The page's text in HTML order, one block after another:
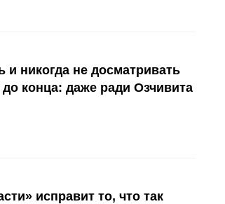
и никогда не досматривать
конца: даже ради Озчивита
исправит то, что так